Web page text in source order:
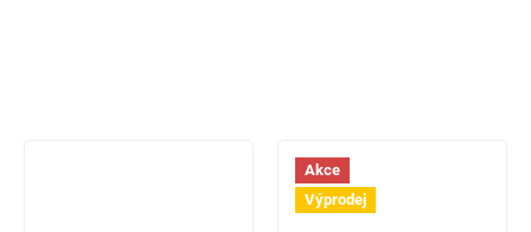
Akce
Výprodej